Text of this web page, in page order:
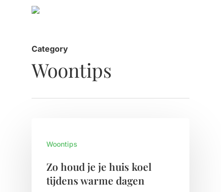
Category
Woontips
Woontips
Zo houd je je huis koel
tijdens warme dagen